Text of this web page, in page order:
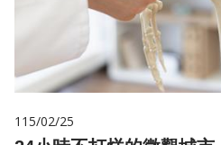
115/02/25